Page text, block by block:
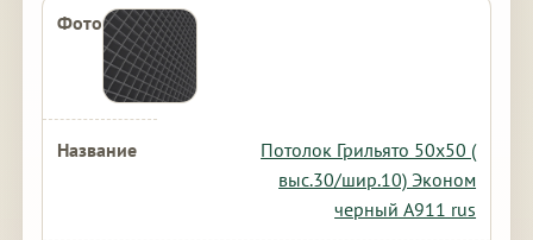
Потолок Грильято 50х50 (
выс.30/шир.10) Эконом
черный А911 rus